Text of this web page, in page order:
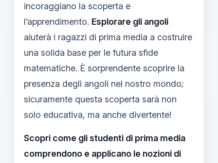
incoraggiano la scoperta e
l’apprendimento. Esplorare gli angoli
aiuterà i ragazzi di prima media a costruire
una solida base per le futura sfide
matematiche. È sorprendente scoprire la
presenza degli angoli nel nostro mondo;
sicuramente questa scoperta sarà non
solo educativa, ma anche divertente!
Scopri come gli studenti di prima media
comprendono e applicano le nozioni di